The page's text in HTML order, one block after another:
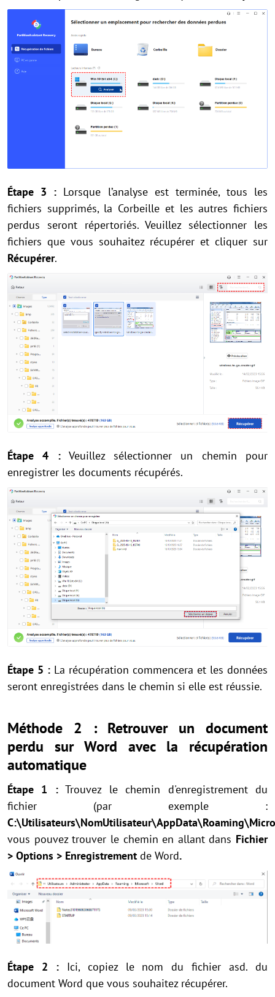
Étape 3 : Lorsque l’analyse est terminée, tous les
fichiers supprimés, la Corbeille et les autres fichiers
perdus seront répertoriés. Veuillez sélectionner les
fichiers que vous souhaitez récupérer et cliquer sur
Récupérer.
Étape 4 :Veuillez sélectionner un chemin pour
enregistrer les documents récupérés.
Étape 5 : La récupération commencera et les données
seront enregistrées dans le chemin si elle est réussie.
Méthode 2 : Retrouver un document
perdu sur Word avec la récupération
automatique
Étape 1 :Trouvez le chemin d'enregistrement du
fichier (par exemple :
vous pouvez trouver le chemin en allant dans Fichier
> Options > Enregistrement de Word.
Étape 2 :Ici, copiez le nom du fichier asd. du
document Word que vous souhaitez récupérer.